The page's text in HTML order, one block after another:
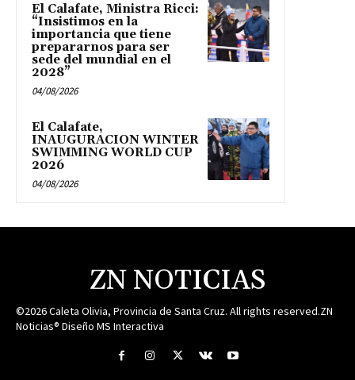
El Calafate, Ministra Ricci:
“Insistimos en la
importancia que tiene
prepararnos para ser
sede del mundial en el
2028”
04/08/2026
El Calafate,
INAUGURACION WINTER
SWIMMING WORLD CUP
2026
04/08/2026
ZN NOTICIAS
©2026 Caleta Olivia, Provincia de Santa Cruz. All rights reserved.ZN
Noticias® Diseño MS Interactiva